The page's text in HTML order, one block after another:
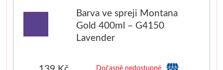
Barva ve spreji Montana
Gold 400ml – G4150
Lavender
Dočasně nedostupné